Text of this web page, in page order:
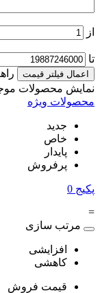
از
تا
اعمال فیلتر قیمت
نمایش محصولات
محصولات ویژه
جدید
خاص
پایدار
پرفروش
پکیج 0
=
مرتب سازی
افزایشی
کاهشی
قیمت فروش